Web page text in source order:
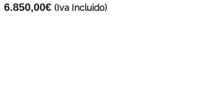
6.850,00€ (Iva Incluido)